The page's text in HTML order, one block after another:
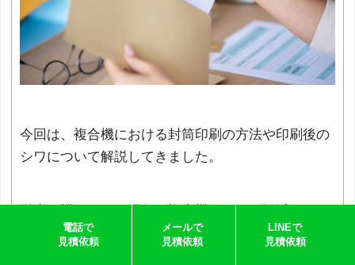
今回は、複合機における封筒印刷の方法や印刷後の
シワについて解説してきました。
はいますが、印刷する前のままと全く同じではあり
電話で
見積依頼
メールで
見積依頼
LINEで
見積依頼